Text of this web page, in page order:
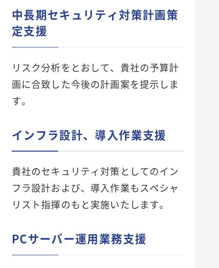
中長期セキュリティ対策計画策
定支援
リスク分析をとおして、貴社の予算計
画に合致した今後の計画案を提示しま
す。
インフラ設計、導入作業支援
貴社のセキュリティ対策としてのイン
フラ設計および、導入作業もスペシャ
リスト指揮のもと実施いたします。
PCサーバー運用業務支援